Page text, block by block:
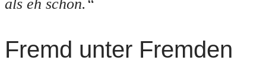
als eh schon.“
Fremd unter Fremden